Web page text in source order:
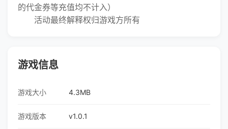
的代金券等充值均不计入）
活动最终解释权归游戏方所有
游戏信息
游戏大小 4.3MB
游戏版本 v1.0.1